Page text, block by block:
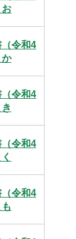
お
令和4
か
令和4
令和4
令和4